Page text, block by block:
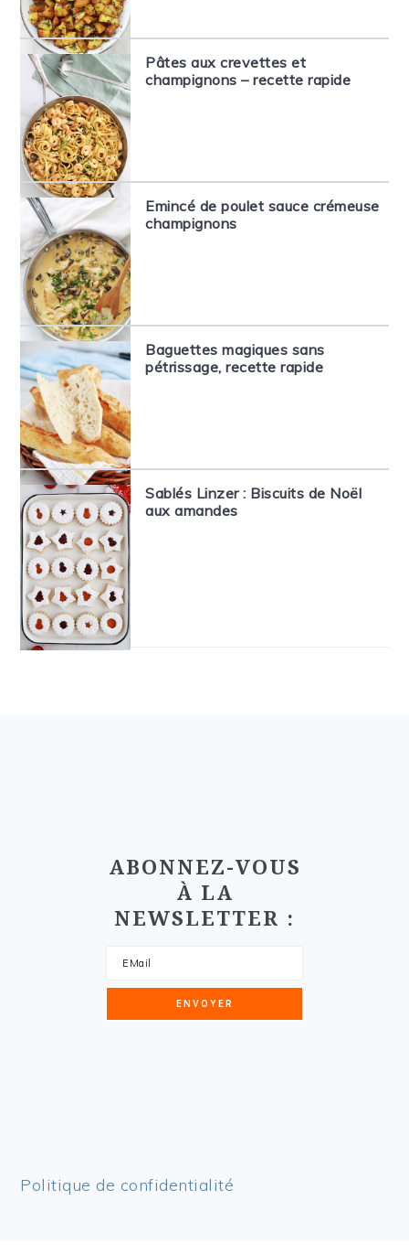
Pâtes aux crevettes et
champignons – recette rapide
Emincé de poulet sauce crémeuse
champignons
Baguettes magiques sans
pétrissage, recette rapide
Sablés Linzer : Biscuits de Noël
aux amandes
ABONNEZ-VOUS
À LA
NEWSLETTER :
Politique de confidentialité